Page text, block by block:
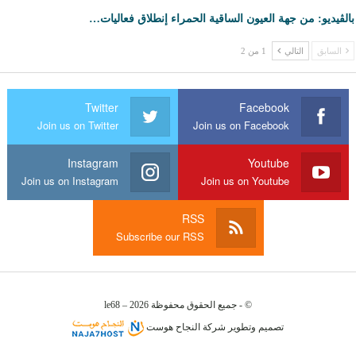
بالڤيديو: من جهة العيون الساقية الحمراء إنطلاق فعاليات…
السابق التالي 1 من 2
Facebook
Join us on Facebook
Twitter
Join us on Twitter
Youtube
Join us on Youtube
Instagram
Join us on Instagram
RSS
Subscribe our RSS
© - جميع الحقوق محفوظة le68 – 2026
تصميم وتطوير شركة النجاح هوست